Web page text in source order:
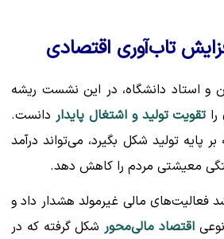
تاب‌آوری اقتصادی
و استاد دانشگاه، در این نشست ریشه
راتقویت تولید و اشتغال پایدار دانست.
پایه تولید شکل بگیرد، می‌تواند درآمد
معیشتی مردم را کاهش دهد.
فعالیت‌های مالی غیرمولد هشدار داد و
اقتصاد مالی‌محورشکل گرفته که در